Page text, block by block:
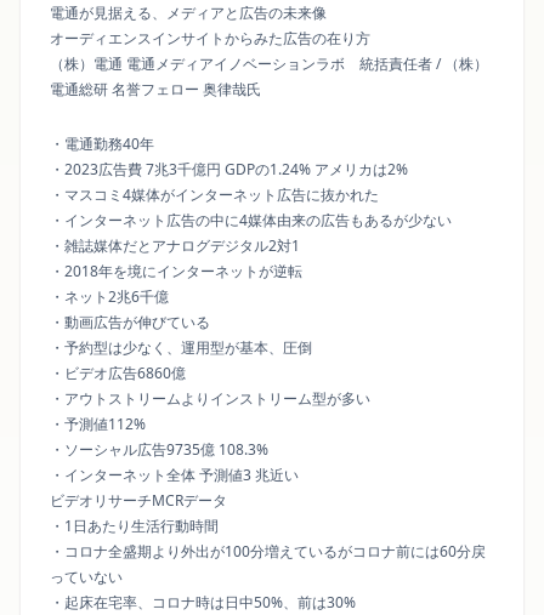
電通が見据える、メディアと広告の未来像
オーディエンスインサイトからみた広告の在り方
（株）電通 電通メディアイノベーションラボ 統括責任者 / （株）
電通総研 名誉フェロー 奥律哉氏
・電通勤務40年
・2023広告費 7兆3千億円 GDPの1.24% アメリカは2%
・マスコミ4媒体がインターネット広告に抜かれた
・インターネット広告の中に4媒体由来の広告もあるが少ない
・雑誌媒体だとアナログデジタル2対1
・2018年を境にインターネットが逆転
・ネット2兆6千億
・動画広告が伸びている
・予約型は少なく、運用型が基本、圧倒
・ビデオ広告6860億
・アウトストリームよりインストリーム型が多い
・予測値112%
・ソーシャル広告9735億 108.3%
・インターネット全体 予測値3 兆近い
ビデオリサーチMCRデータ
・1日あたり生活行動時間
・コロナ全盛期より外出が100分増えているがコロナ前には60分戻
っていない
・起床在宅率、コロナ時は日中50%、前は30%